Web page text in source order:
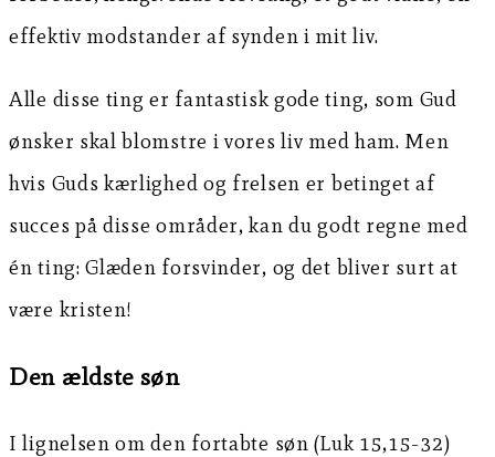
effektiv modstander af synden i mit liv.
Alle disse ting er fantastisk gode ting, som Gud
ønsker skal blomstre i vores liv med ham. Men
hvis Guds kærlighed og frelsen er betinget af
succes på disse områder, kan du godt regne med
én ting: Glæden forsvinder, og det bliver surt at
være kristen!
Den ældste søn
I lignelsen om den fortabte søn (Luk 15,15-32)